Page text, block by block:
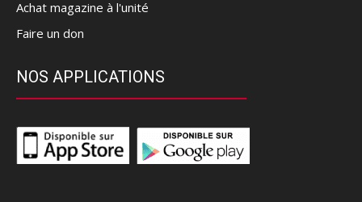
Achat magazine à l'unité
Faire un don
NOS APPLICATIONS